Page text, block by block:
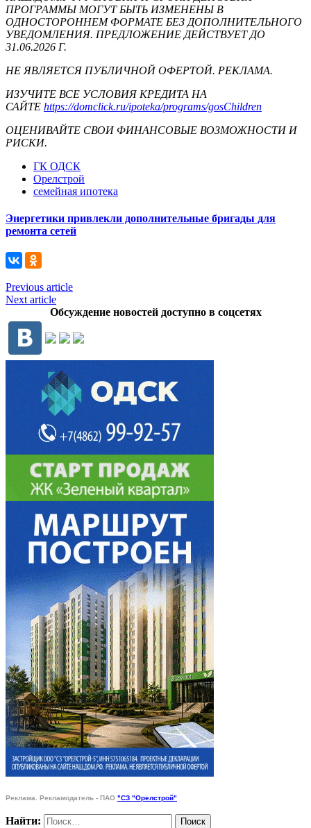
ПРОГРАММЫ МОГУТ БЫТЬ ИЗМЕНЕНЫ В
ОДНОСТОРОННЕМ ФОРМАТЕ БЕЗ ДОПОЛНИТЕЛЬНОГО
УВЕДОМЛЕНИЯ. ПРЕДЛОЖЕНИЕ ДЕЙСТВУЕТ ДО
31.06.2026 Г.
НЕ ЯВЛЯЕТСЯ ПУБЛИЧНОЙ ОФЕРТОЙ. РЕКЛАМА.
ИЗУЧИТЕ ВСЕ УСЛОВИЯ КРЕДИТА НА
САЙТЕ https://domclick.ru/ipoteka/programs/gosChildren
ОЦЕНИВАЙТЕ СВОИ ФИНАНСОВЫЕ ВОЗМОЖНОСТИ И
РИСКИ.
ГК ОДСК
Орелстрой
семейная ипотека
Энергетики привлекли дополнительные бригады для
ремонта сетей
Previous article
Next article
Обсуждение новостей доступно в соцсетях
Реклама. Рекламодатель - ПАО "СЗ "Орелстрой"
Найти: